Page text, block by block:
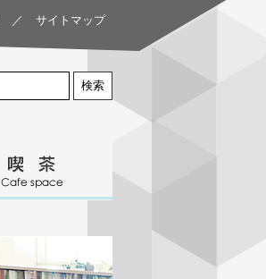
／ サイトマップ